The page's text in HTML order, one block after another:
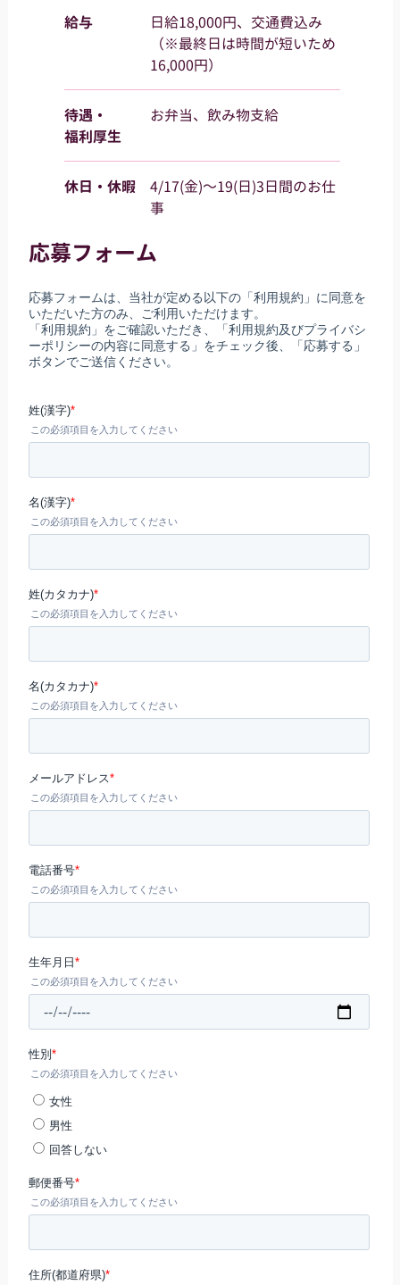
給与
日給18,000円、交通費込み
（※最終日は時間が短いため
16,000円）
待遇・
福利厚生
お弁当、飲み物支給
休日・休暇
4/17(金)～19(日)3日間のお仕
事
応募フォーム